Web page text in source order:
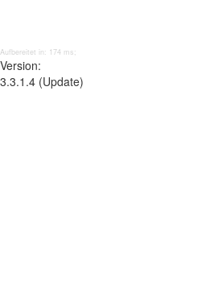
Aufbereitet in: 174 ms;
Version:
3.3.1.4 (Update)